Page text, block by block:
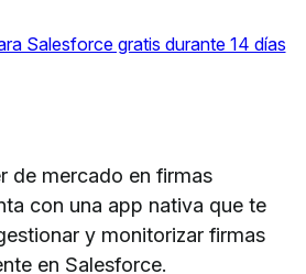
Salesforce gratis durante 14 días
de mercado en firmas
con una app nativa que te
y monitorizar firmas
en Salesforce.